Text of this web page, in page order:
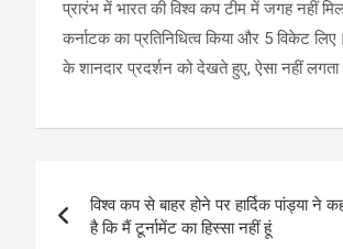
प्रारंभ में भारत की विश्व कप टीम में जगह नहीं
कर्नाटक का प्रतिनिधित्व किया और 5 विकेट
के शानदार प्रदर्शन को देखते हुए, ऐसा नहीं
navigation
विश्व कप से बाहर होने पर हार्दिक पांड्या ने
है कि मैं टूर्नामेंट का हिस्सा नहीं हूं